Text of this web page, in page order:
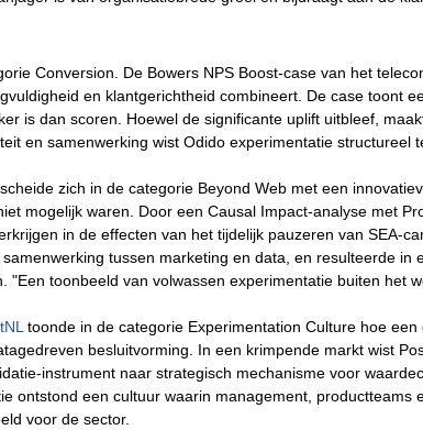
Conversion. De Bowers NPS Boost-case van het
en klantgerichtheid combineert. De case toont
is dan scoren. Hoewel de significante uplift uitbleef,
en samenwerking wist Odido experimentatie structureel
zich in de categorie Beyond Web met een
mogelijk waren. Door een Causal Impact-analyse met
in de effecten van het tijdelijk pauzeren van SEA-
tussen marketing en data, en resulteerde in
"Een toonbeeld van volwassen experimentatie buiten het
toonde in de categorie Experimentation Culture hoe
besluitvorming. In een krimpende markt wist
instrument naar strategisch mechanisme voor
ontstond een cultuur waarin management, productteams
voor de sector.